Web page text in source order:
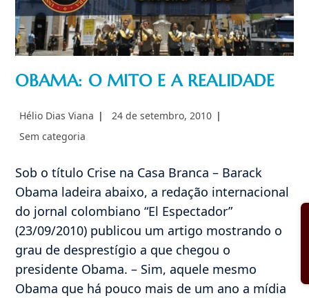
OBAMA: O MITO E A REALIDADE
Autor
post:
Hélio Dias Viana
Post
24 de setembro, 2010
Categoria
Sem categoria
Sob o título Crise na Casa Branca – Barack
Obama ladeira abaixo, a redação internacional
do jornal colombiano “El Espectador”
(23/09/2010) publicou um artigo mostrando o
grau de desprestígio a que chegou o
presidente Obama. – Sim, aquele mesmo
Obama que há pouco mais de um ano a mídia